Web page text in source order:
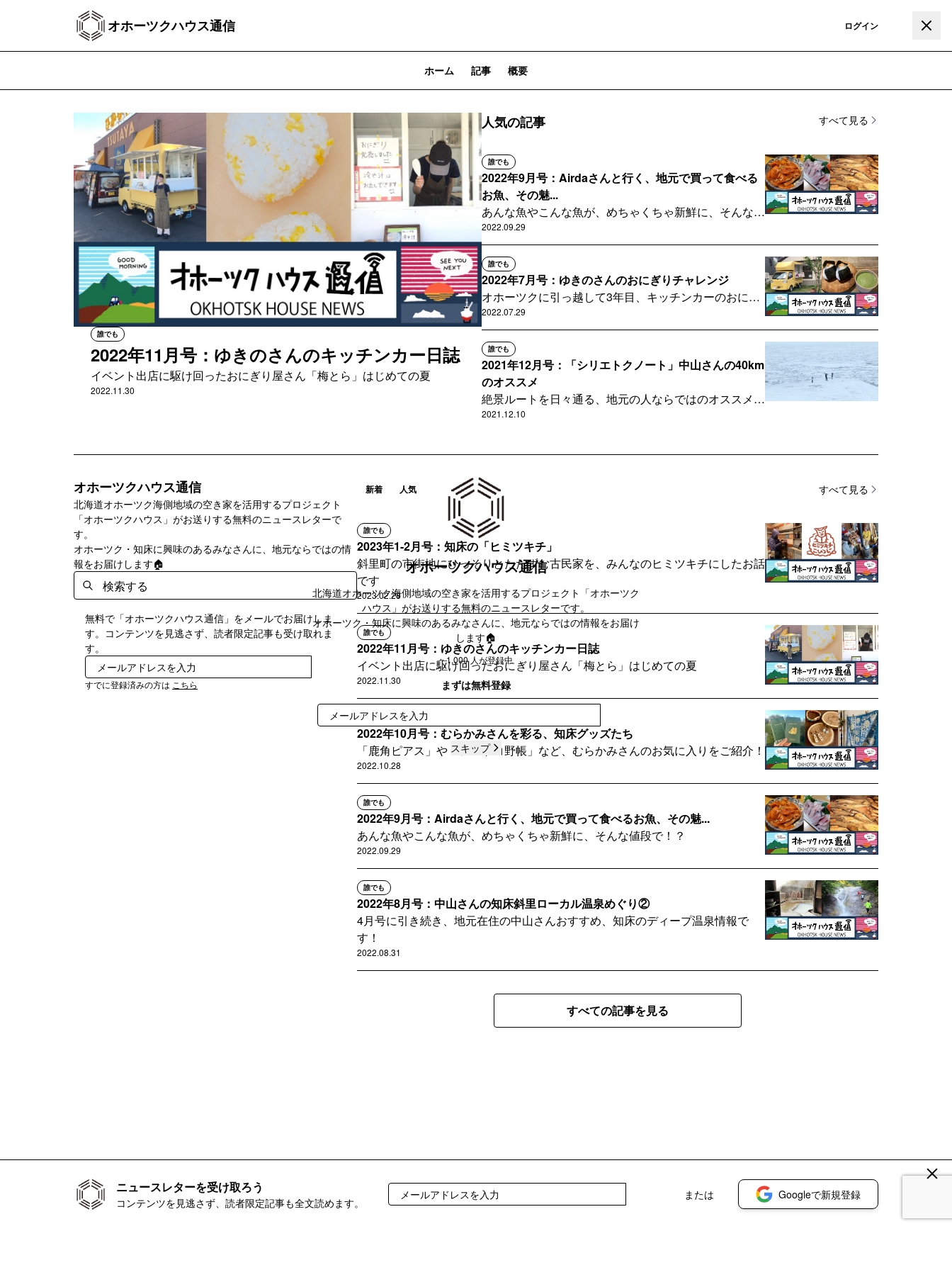
オホーツクハウス通信 ログイン
ホーム 記事 概要
ニュースレターを受け取ろう
コンテンツを見逃さず、読者限定記事も全文読めます。
または Googleで新規登録
誰でも
2022年11月号：ゆきのさんのキッチンカー日誌
イベント出店に駆け回ったおにぎり屋さん「梅とら」はじめての夏
2022.11.30
人気の記事 すべて見る
誰でも
2022年9月号：Airdaさんと行く、地元で買って食べる
お魚、その魅...
あんな魚やこんな魚が、めちゃくちゃ新鮮に、そんな値
段で！？
2022.09.29
誰でも
2022年7月号：ゆきのさんのおにぎりチャレンジ
オホーツクに引っ越して3年目、キッチンカーのおにぎ
り屋さんに挑戦です！
2022.07.29
誰でも
2021年12月号：「シリエトクノート」中山さんの40km
のオススメ
絶景ルートを日々通る、地元の人ならではのオススメ情
報です！ハウスの割引もあるよ！
2021.12.10
オホーツクハウス通信
北海道オホーツク海側地域の空き家を活用するプロジェクト
「オホーツクハウス」がお送りする無料のニュースレターで
す。
オホーツク・知床に興味のあるみなさんに、地元ならではの情
報をお届けします🏠
無料で「オホーツクハウス通信」をメールでお届けしま
す。コンテンツを見逃さず、読者限定記事も受け取れま
す。
すでに登録済みの方は こちら
新着 人気 すべて見る
誰でも
2023年1-2月号：知床の「ヒミツキチ」
斜里町の市街地にひっそりとたたずむ古民家を、みんなのヒミツキチにしたお話
です
2023.02.28
誰でも
2022年11月号：ゆきのさんのキッチンカー日誌
イベント出店に駆け回ったおにぎり屋さん「梅とら」はじめての夏
2022.11.30
誰でも
2022年10月号：むらかみさんを彩る、知床グッズたち
「鹿角ピアス」や「シレトコ野帳」など、むらかみさんのお気に入りをご紹介！
2022.10.28
誰でも
2022年9月号：Airdaさんと行く、地元で買って食べるお魚、その魅...
あんな魚やこんな魚が、めちゃくちゃ新鮮に、そんな値段で！？
2022.09.29
誰でも
2022年8月号：中山さんの知床斜里ローカル温泉めぐり②
4月号に引き続き、地元在住の中山さんおすすめ、知床のディープ温泉情報で
す！
2022.08.31
すべての記事を見る
オホーツクハウス通信
北海道オホーツク海側地域の空き家を活用するプロジェクト「オホーツク
ハウス」がお送りする無料のニュースレターです。
オホーツク・知床に興味のあるみなさんに、地元ならではの情報をお届け
します🏠
~ 1,000 人が登録中
まずは無料登録
スキップ